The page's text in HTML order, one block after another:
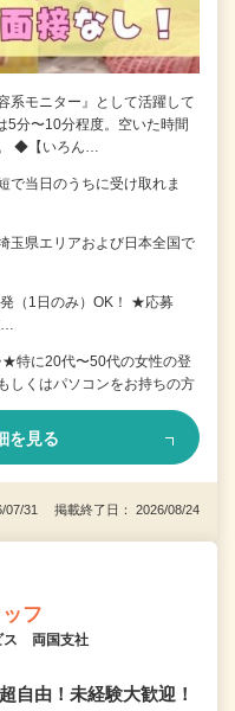
系モニター』として活躍して
5分〜10分程度。空いた時間
◆【いろん…
当日のうちに受け取れま
県エリアおよび日本全国で
（1日のみ）OK！ ★応募
特に20代〜50代の女性の登
くはパソコンをお持ちの方
を見る
07/31 掲載終了日： 2026/08/24
フ
ス 両国支社
自由！未経験大歓迎！